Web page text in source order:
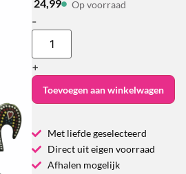
24,99 Op voorraad
-
+
Toevoegen aan winkelwagen
Met liefde geselecteerd
Direct uit eigen voorraad
Afhalen mogelijk